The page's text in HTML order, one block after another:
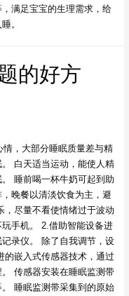
满足宝宝的生理需求，给
。
的好方
，大部分睡眠质量差与精
白天适当运动，能使人精
睡前喝一杯牛奶可起到助
晚餐以清淡饮食为主，避
，尽量不看使情绪过于波动
手机。 2.借助智能设备进
录仪。 除了自我调节，设
的嵌入式传感器技术，通过
传感器安装在睡眠监测带
睡眠监测带采集到的原始